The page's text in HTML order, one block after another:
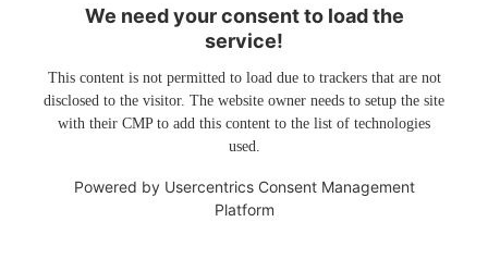
We need your consent to load the
service!
This content is not permitted to load due to trackers that are not
disclosed to the visitor. The website owner needs to setup the site
with their CMP to add this content to the list of technologies
used.
Powered by Usercentrics Consent Management
Platform